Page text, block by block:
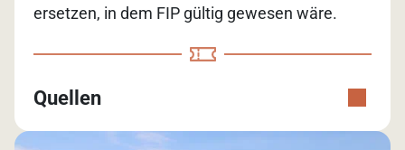
ersetzen, in dem FIP gültig gewesen wäre.
Quellen